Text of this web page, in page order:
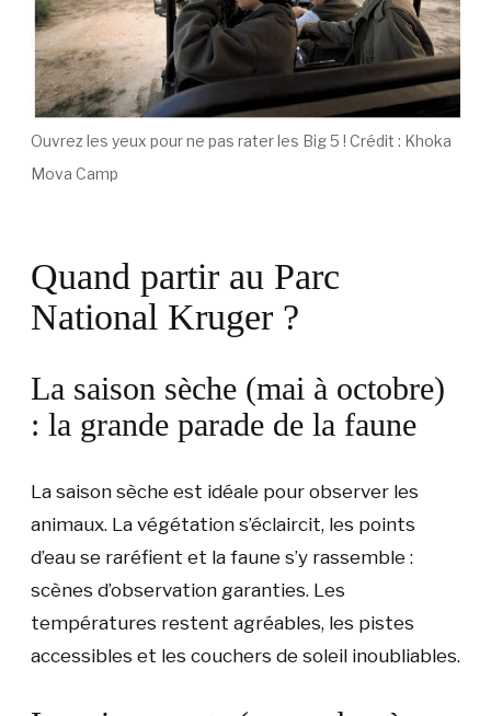
Ouvrez les yeux pour ne pas rater les Big 5 ! Crédit : Khoka
Mova Camp
Quand partir au Parc
National Kruger ?
La saison sèche (mai à octobre)
: la grande parade de la faune
La saison sèche est idéale pour observer les
animaux. La végétation s’éclaircit, les points
d’eau se raréfient et la faune s’y rassemble :
scènes d’observation garanties. Les
températures restent agréables, les pistes
accessibles et les couchers de soleil inoubliables.